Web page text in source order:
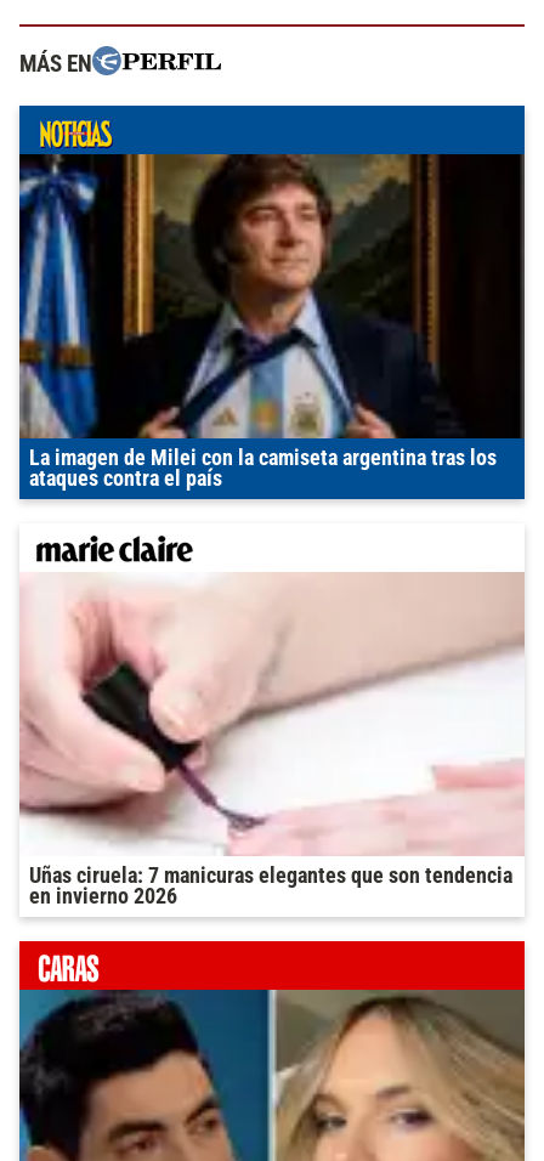
MÁS EN
La imagen de Milei con la camiseta argentina tras los
ataques contra el país
Uñas ciruela: 7 manicuras elegantes que son tendencia
en invierno 2026